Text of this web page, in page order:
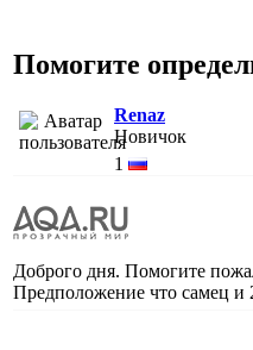
Помогите
Renaz
Новичок
1
Доброго дня. Помогите
Предположение что самец и